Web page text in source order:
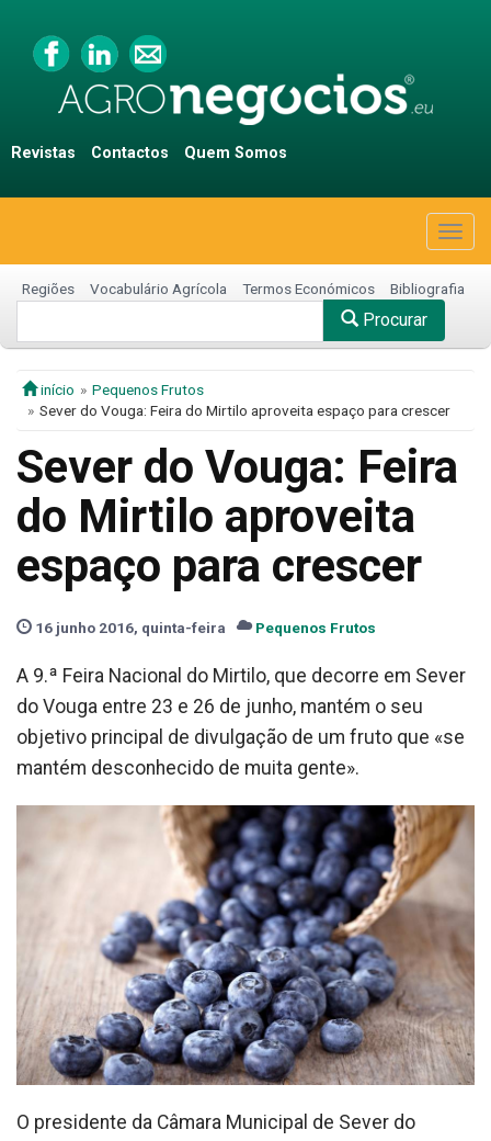
Revistas Contactos Quem Somos
Regiões Vocabulário Agrícola Termos Económicos Bibliografia
Procurar
início
Pequenos Frutos
Sever do Vouga: Feira do Mirtilo aproveita espaço para crescer
Sever do Vouga: Feira
do Mirtilo aproveita
espaço para crescer
16 junho 2016, quinta-feira Pequenos Frutos
A 9.ª Feira Nacional do Mirtilo, que decorre em Sever
do Vouga entre 23 e 26 de junho, mantém o seu
objetivo principal de divulgação de um fruto que «se
mantém desconhecido de muita gente».
O presidente da Câmara Municipal de Sever do